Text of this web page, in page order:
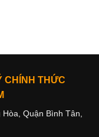
CHÍNH THỨC
Quận Bình Tân,